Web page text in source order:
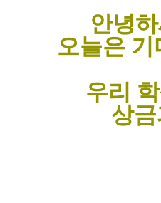
안녕
오늘은
우리
상